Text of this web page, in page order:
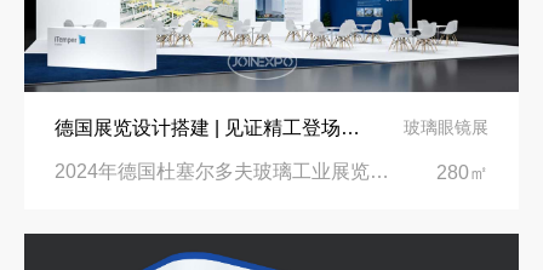
德国展览设计搭建 | 见证精工登场玻璃工业展览会 Glasstec 2024 玻璃眼镜展
2024年德国杜塞尔多夫玻璃工业展览会Glasstec|德国杜塞尔多夫会展中心 280㎡